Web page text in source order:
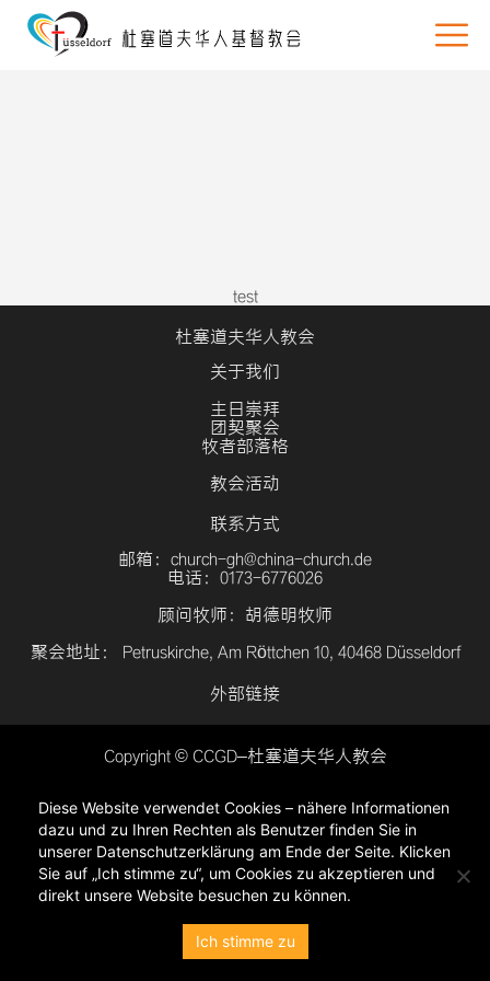
test
杜塞道夫华人教会
关于我们
主日崇拜
团契聚会
牧者部落格
教会活动
联系方式
邮箱：church-gh@china-church.de
电话：0173-6776026
顾问牧师：胡德明牧师
聚会地址： Petruskirche, Am Röttchen 10, 40468 Düsseldorf
外部链接
Copyright © CCGD–杜塞道夫华人教会
隐私政策
Diese Website verwendet Cookies – nähere Informationen
dazu und zu Ihren Rechten als Benutzer finden Sie in
unserer Datenschutzerklärung am Ende der Seite. Klicken
Sie auf „Ich stimme zu“, um Cookies zu akzeptieren und
direkt unsere Website besuchen zu können.
Ich stimme zu